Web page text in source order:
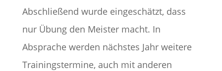
Abschließend wurde eingeschätzt, dass
nur Übung den Meister macht. In
Absprache werden nächstes Jahr weitere
Trainingstermine, auch mit anderen